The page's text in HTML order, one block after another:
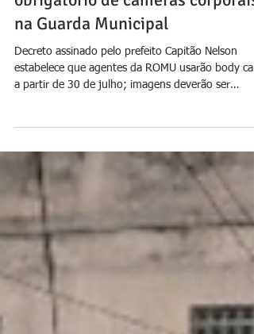
26 de jul.
São Gonçalo determina uso
obrigatório de câmeras corporais
na Guarda Municipal
estabelece que agentes da ROMU usarão body
armazenadas por pelo menos um ano Foto: PMSG
O prefeito de São Gonçalo, Capitão Nelson Ruas
(PL), publicou no Diário Oficial de 21 de julho o
Decreto nº 335/2026, que determina a instalação
de câmeras portáteis (body cams) nos uniformes
dos agentes da Guarda Municipal lotados nos
grupamentos armados. A medida entra em vigor